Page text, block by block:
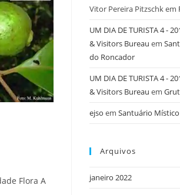
Flora A
Vitor Pereira Pitzschkem
UM DIA DE TURISTA 4 -
& Visitors Bureau em
do Roncador
UM DIA DE TURISTA 4 -
& Visitors Bureau em
ejso em Santuário
Arquivos
janeiro 2022